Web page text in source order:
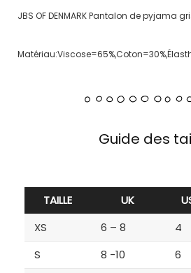
JBS OF DENMARK Pantalon de pyjama
Guide des
TAILLE UK
XS
6 – 8 4
S
8 -10 6